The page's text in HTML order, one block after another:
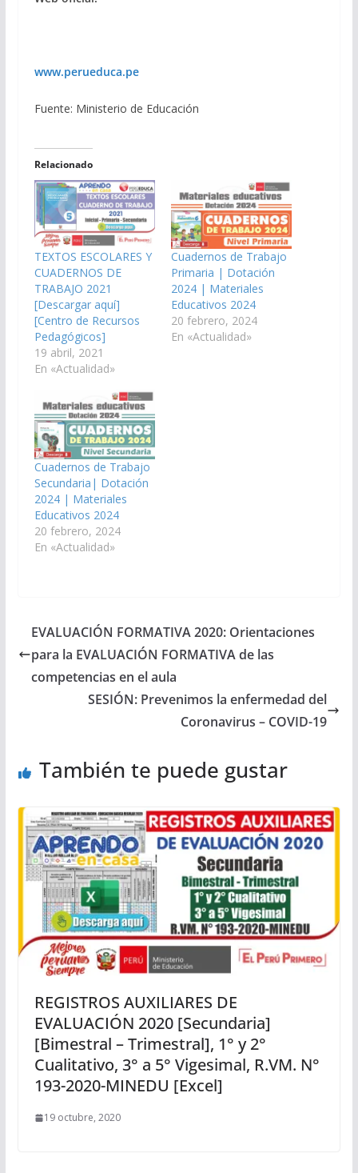
www.perueduca.pe
Fuente: Ministerio de Educación
Relacionado
TEXTOS ESCOLARES Y
CUADERNOS DE
TRABAJO 2021
[Descargar aquí]
[Centro de Recursos
Pedagógicos]
19 abril, 2021
En «Actualidad»
Cuadernos de Trabajo
Primaria | Dotación
2024 | Materiales
Educativos 2024
20 febrero, 2024
En «Actualidad»
Cuadernos de Trabajo
Secundaria| Dotación
2024 | Materiales
Educativos 2024
20 febrero, 2024
En «Actualidad»
EVALUACIÓN FORMATIVA 2020: Orientaciones
para la EVALUACIÓN FORMATIVA de las
competencias en el aula
SESIÓN: Prevenimos la enfermedad del
Coronavirus – COVID-19
También te puede gustar
REGISTROS AUXILIARES DE
EVALUACIÓN 2020 [Secundaria]
[Bimestral – Trimestral], 1° y 2°
Cualitativo, 3° a 5° Vigesimal, R.VM. N°
193-2020-MINEDU [Excel]
19 octubre, 2020